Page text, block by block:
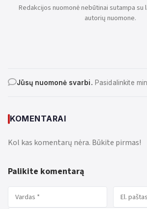
Redakcijos nuomonė nebūtinai sutampa
autorių nuomone.
Jūsų nuomonė svarbi. Pasidalinkite
KOMENTARAI
Kol kas komentarų nėra. Būkite pirmas!
Palikite komentarą